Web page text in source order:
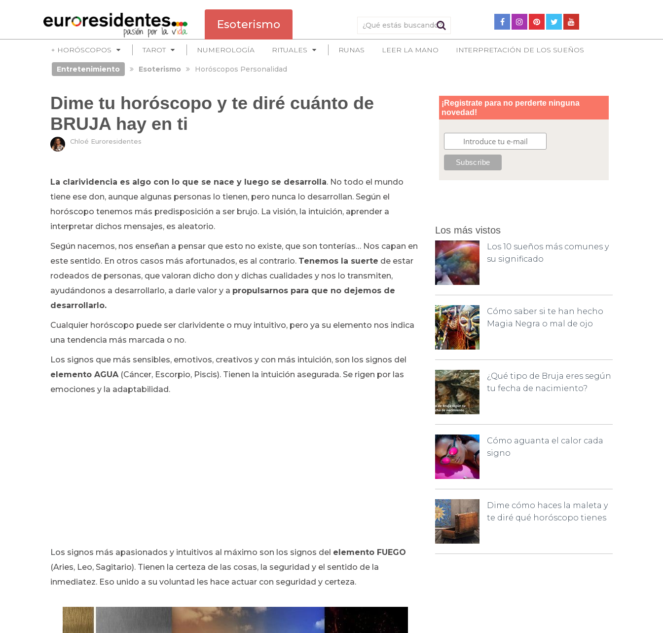
Esoterismo
+ HORÓSCOPOS TAROT NUMEROLOGÍA RITUALES RUNAS LEER LA MANO INTERPRETACIÓN DE LOS SUEÑOS
Entretenimiento Esoterismo Horóscopos Personalidad
Dime tu horóscopo y te diré cuánto de
BRUJA hay en ti
Chloé Euroresidentes
La clarividencia es algo con lo que se nace y luego se desarrolla. No todo el mundo
tiene ese don, aunque algunas personas lo tienen, pero nunca lo desarrollan. Según el
horóscopo tenemos más predisposición a ser brujo. La visión, la intuición, aprender a
interpretar dichos mensajes, es aleatorio.
Según nacemos, nos enseñan a pensar que esto no existe, que son tonterías… Nos capan en
este sentido. En otros casos más afortunados, es al contrario. Tenemos la suerte de estar
rodeados de personas, que valoran dicho don y dichas cualidades y nos lo transmiten,
ayudándonos a desarrollarlo, a darle valor y a propulsarnos para que no dejemos de
desarrollarlo.
Cualquier horóscopo puede ser clarividente o muy intuitivo, pero ya su elemento nos indica
una tendencia más marcada o no.
Los signos que más sensibles, emotivos, creativos y con más intuición, son los signos del
elemento AGUA(Cáncer, Escorpio, Piscis). Tienen la intuición asegurada. Se rigen por las
emociones y la adaptabilidad.
Los signos más apasionados y intuitivos al máximo son los signos del elemento FUEGO
(Aries, Leo, Sagitario). Tienen la certeza de las cosas, la seguridad y el sentido de la
inmediatez. Eso unido a su voluntad les hace actuar con seguridad y certeza.
Los más vistos
Los 10 sueños más comunes y
su significado
Cómo saber si te han hecho
Magia Negra o mal de ojo
¿Qué tipo de Bruja eres según
tu fecha de nacimiento?
Cómo aguanta el calor cada
signo
Dime cómo haces la maleta y
te diré qué horóscopo tienes